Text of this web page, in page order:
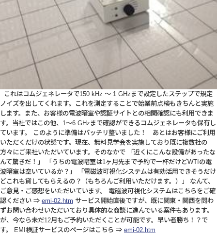
これはコムジェネレータで150 kHz ～ 1 GHzまで設定したステップで規定
ノイズを出してくれます。これを測定することで始業前点検もきちんと実施
します。また、お客様の電波暗室や認証サイトとの相関確認にも利用できま
す。当社ではこの他、1～6 GHzまで確認ができるコムジェネレータも保有し
ています。 このように準備はバッチリ整いました！ あとはお客様にご利用
いただくだけの状態です。現在、無料見学会を実施しており既に複数社の
方々にご来社いただいています。そのなかで 「近くにこんな設備があったな
んて驚きだ！」 「うちの電波暗室は1ヶ月先まで予約で一杯だけどWTIの電
波暗室は空いているか？」 「電磁波可視化システムは有効活用できそうだけ
どこれも貸してもらえるの？（もちろんご利用いただけます。）」 なんて、
ご意見・ご感想をいただいています。 電磁波可視化システムはこちらをご確
認ください ⇒ emi-02.htm サービス開始直後ですが、既に関東・関西を問わ
ずお問い合わせいただいており具体的な商談に進んでいる案件もあります。
が、今なら未だ12月もご予約いただくことが可能です。早い者勝ち！？で
す。 EMI検証サービスのページはこちら ⇒ emi-02.htm